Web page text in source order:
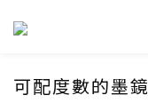
可配度數的墨鏡